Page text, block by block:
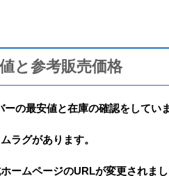
と参考販売価格
ーの最安値と在庫の確認をしてい
ラグがあります。
ームページのURLが変更されまし